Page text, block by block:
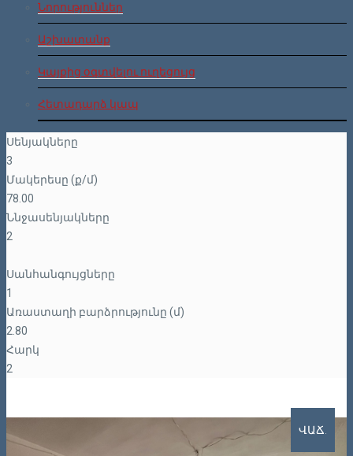
Նորություններ
Աշխատանք
Կայքից օգտվելու ուղեցույց
Հետադարձ կապ
Սենյակները
3
Մակերեսը (ք/մ)
78.00
Ննջասենյակները
2
Սանհանգույցները
1
Առաստաղի բարձրությունը (մ)
2.80
Հարկ
2
ՎԱՃ.